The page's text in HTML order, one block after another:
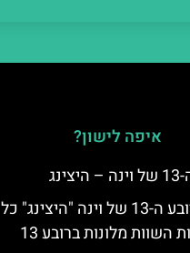
איפה לישון?
לינה ברובע ה-13 של וינה "היצינג" כל
השוות מלונות ברובע 13